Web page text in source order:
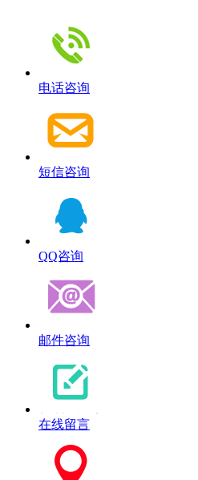
电话咨询
短信咨询
QQ咨询
邮件咨询
在线留言